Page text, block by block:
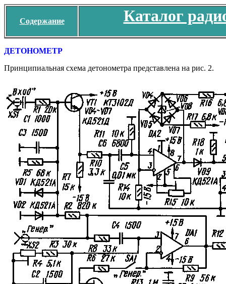
Содержание Каталог
ДЕТОНОМЕТР
Принципиальная схема детонометра представлена на рис. 2.